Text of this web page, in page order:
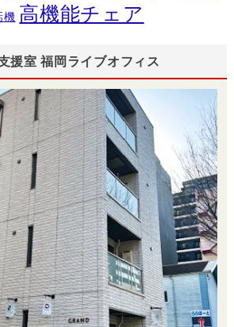
機 高機能チェア
援室 福岡ライブオフィス